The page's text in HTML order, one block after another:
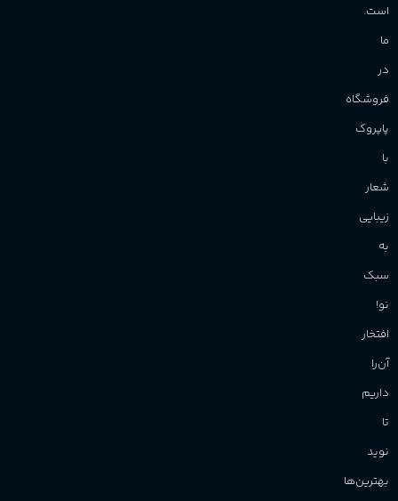
است.
ما
در
فروشگاه
پاپروک
با
شعار
زیبایی
به
سبک
نو!
افتخار
آن‌را
داریم
تا
نوید
بهترین‌ها